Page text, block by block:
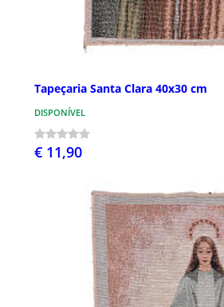
Tapeçaria Santa Clara 40x30 cm
DISPONÍVEL
€ 11,90